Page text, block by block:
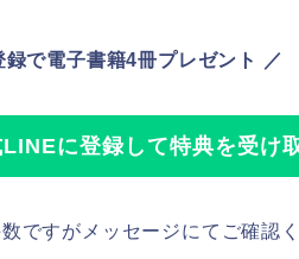
録で電子書籍4冊プレゼント ／
LINEに登録して特典を受け
ですがメッセージにてご確認